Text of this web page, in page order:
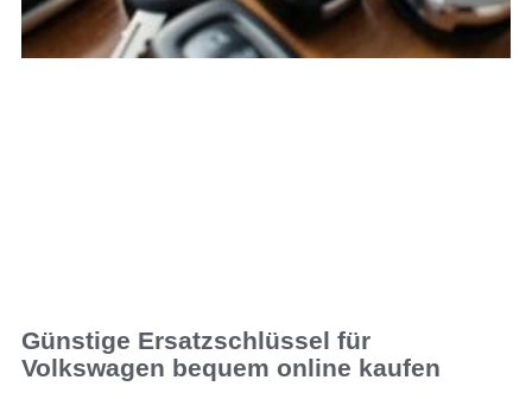
Günstige Ersatzschlüssel für
Volkswagen bequem online kaufen